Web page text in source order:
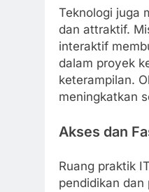
Teknologi juga
dan attraktif.
interaktif
dalam proyek
keterampilan.
meningkatkan
Akses dan
Ruang praktik
pendidikan